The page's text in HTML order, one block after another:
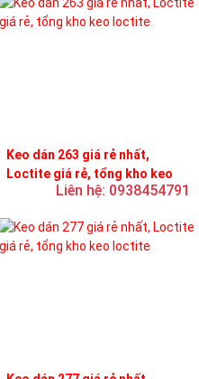
Keo dán 263 giá rẻ nhất,
Loctite giá rẻ, tổng kho keo
Liên hệ: 0938454791